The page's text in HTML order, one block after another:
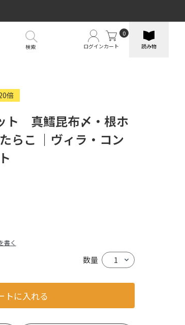
ログインカート
0
読み物
検索
倍
ト 真鱈昆布〆・根ホ
らこ ｜ヴィラ・コン
書く
数量
トに入れる